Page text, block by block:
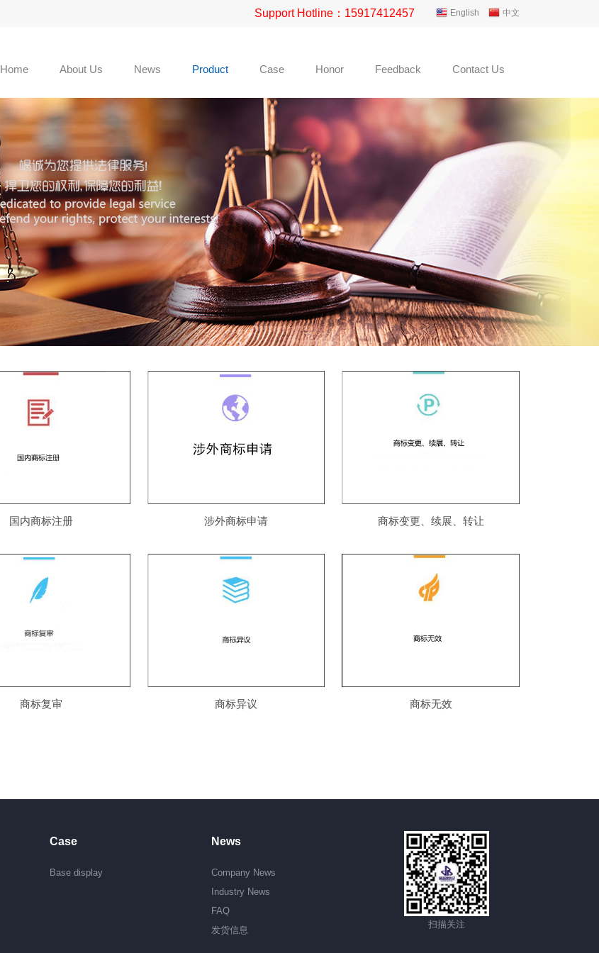
English 中文
Support Hotline：15917412457
Home About Us News Product Case Honor Feedback Contact Us
国内商标注册 涉外商标申请 商标变更、续展、转让
商标复审 商标异议 商标无效
Case
Base display
News
Company News
Industry News
FAQ
发货信息
扫描关注